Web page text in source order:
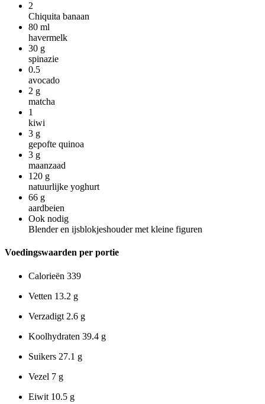
2
Chiquita banaan
80 ml
havermelk
30 g
spinazie
0.5
avocado
2 g
matcha
1
kiwi
3 g
gepofte quinoa
3 g
maanzaad
120 g
natuurlijke yoghurt
66 g
aardbeien
Ook nodig
Blender en ijsblokjeshouder met kleine figuren
Voedingswaarden per portie
Calorieën 339
Vetten 13.2 g
Verzadigt 2.6 g
Koolhydraten 39.4 g
Suikers 27.1 g
Vezel 7 g
Eiwit 10.5 g